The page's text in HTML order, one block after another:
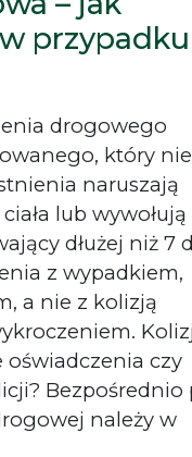
przypadku
drogowego
który nie
naruszają
lub wywołują
dłużej niż 7
z wypadkiem,
a nie z kolizją
oświadczenia czy
Bezpośrednio
należy w